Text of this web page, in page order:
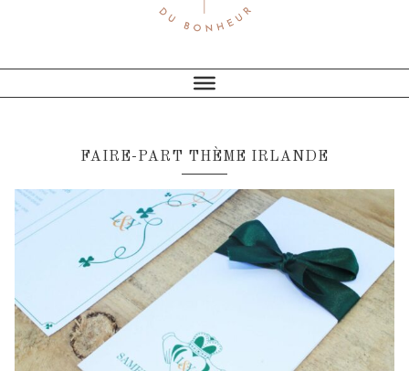
FAIRE-PART THÈME IRLANDE